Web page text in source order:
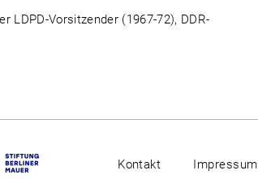
LDPD-Vorsitzender (1967-72), DDR-
Kontakt Impressum